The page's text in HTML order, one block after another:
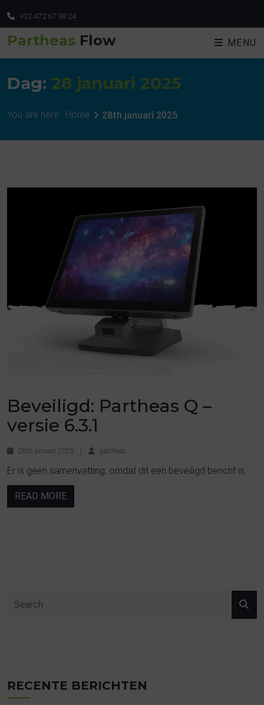
+32 472 67 98 24
Partheas Flow MENU
Dag: 28 januari 2025
You are here: Home 28th januari 2025
Beveiligd: Partheas Q –
versie 6.3.1
28th januari 2025 partheas
Er is geen samenvatting, omdat dit een beveiligd bericht is.
READ MORE
RECENTE BERICHTEN